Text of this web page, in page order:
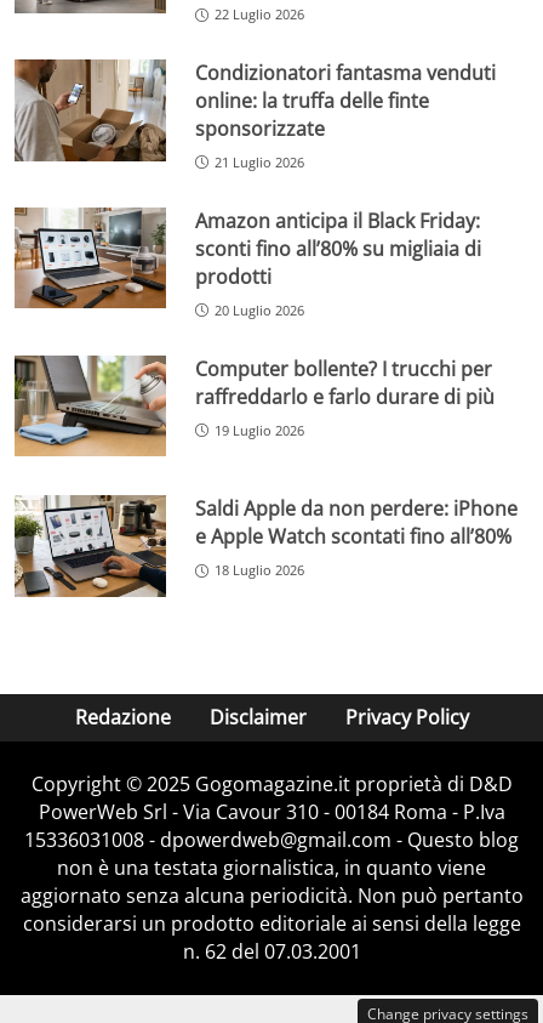
22 Luglio 2026
Condizionatori fantasma venduti
online: la truffa delle finte
sponsorizzate
21 Luglio 2026
Amazon anticipa il Black Friday:
sconti fino all’80% su migliaia di
prodotti
20 Luglio 2026
Computer bollente? I trucchi per
raffreddarlo e farlo durare di più
19 Luglio 2026
Saldi Apple da non perdere: iPhone
e Apple Watch scontati fino all’80%
18 Luglio 2026
Redazione Disclaimer Privacy Policy
Copyright © 2025 Gogomagazine.it proprietà di D&D
PowerWeb Srl - Via Cavour 310 - 00184 Roma - P.Iva
15336031008 - dpowerdweb@gmail.com - Questo blog
non è una testata giornalistica, in quanto viene
aggiornato senza alcuna periodicità. Non può pertanto
considerarsi un prodotto editoriale ai sensi della legge
n. 62 del 07.03.2001
Change privacy settings